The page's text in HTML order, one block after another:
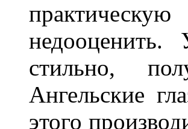
стильно,
Ангельские
этого